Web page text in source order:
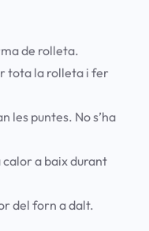
de rolleta.
tota la rolleta i fer
les puntes. No s’ha
calor a baix durant
del forn a dalt.